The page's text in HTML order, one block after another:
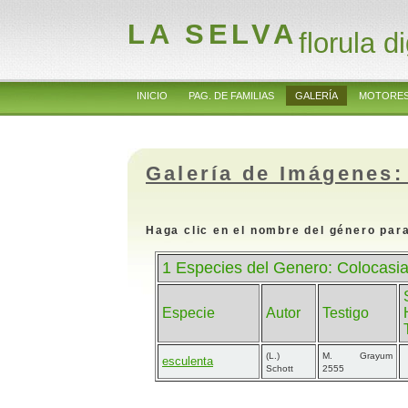
LA SELVAflorula
INICIO PAG. DE FAMILIAS GALERÍA
Galería de
Haga clic en el nombre del género
1 Especies del Genero:
Especie Autor Testigo
esculenta
(L.)
Schott
M. Grayum
2555